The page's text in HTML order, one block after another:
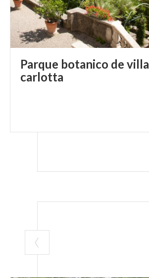
Parque botanico de villa
carlotta